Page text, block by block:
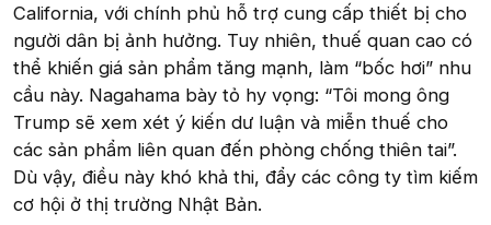
California, với chính phủ hỗ trợ cung cấp thiết bị cho
người dân bị ảnh hưởng. Tuy nhiên, thuế quan cao có
thể khiến giá sản phẩm tăng mạnh, làm “bốc hơi” nhu
cầu này. Nagahama bày tỏ hy vọng: “Tôi mong ông
Trump sẽ xem xét ý kiến dư luận và miễn thuế cho
các sản phẩm liên quan đến phòng chống thiên tai”.
Dù vậy, điều này khó khả thi, đẩy các công ty tìm kiếm
cơ hội ở thị trường Nhật Bản.